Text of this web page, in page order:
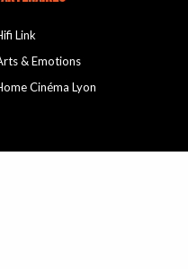
Link
& Emotions
Cinéma Lyon